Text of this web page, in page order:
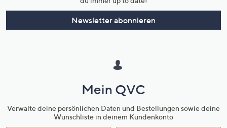
Newsletter abonnieren
Mein QVC
Verwalte deine persönlichen Daten und Bestellungen sowie deine
Wunschliste in deinem Kundenkonto